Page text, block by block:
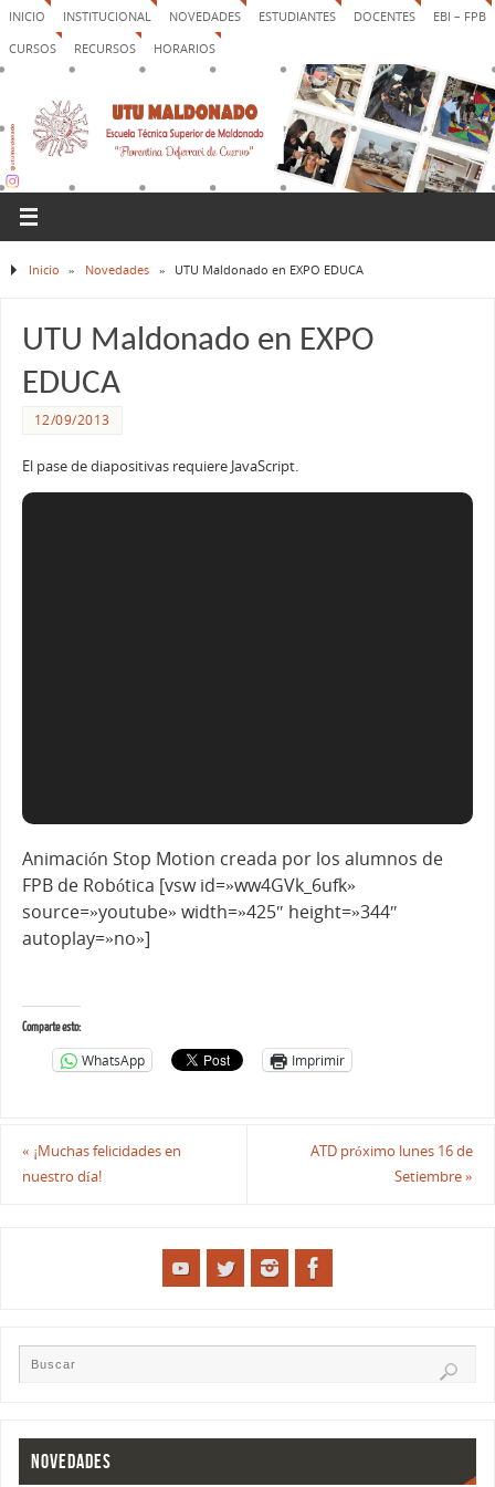
INICIO INSTITUCIONAL NOVEDADES ESTUDIANTES DOCENTES
EBI – FPB
CURSOS
RECURSOS HORARIOS
Inicio » Novedades » UTU Maldonado en EXPO EDUCA
UTU Maldonado en EXPO
EDUCA
12/09/2013
El pase de diapositivas requiere JavaScript.
Animación Stop Motion creada por los alumnos de
FPB de Robótica [vsw id=»ww4GVk_6ufk»
source=»youtube» width=»425″ height=»344″
autoplay=»no»]
Comparte esto:
WhatsApp Imprimir
« ¡Muchas felicidades en
nuestro día!
ATD próximo lunes 16 de
Setiembre»
NOVEDADES